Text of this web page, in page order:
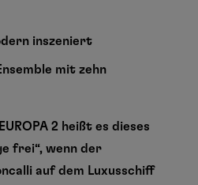
inszeniert
mit zehn
2 heißt es dieses
frei“, wenn der
auf dem Luxusschiff